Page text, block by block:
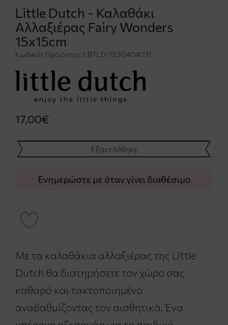
Little Dutch - Καλαθάκι
Αλλαξιέρας Fairy Wonders
15x15cm
Κωδικός Προϊόντος: LBTLD-TE30404031
17,00€
Εξαντλήθηκε
Ενημερώστε με όταν γίνει διαθέσιμο
Με τα καλαθάκια αλλαξιέρας της Little
Dutch θα διατηρήσετε τον χώρο σας
καθαρό και τακτοποιημένο
αναβαθμίζοντας τον αισθητικά. Ένα